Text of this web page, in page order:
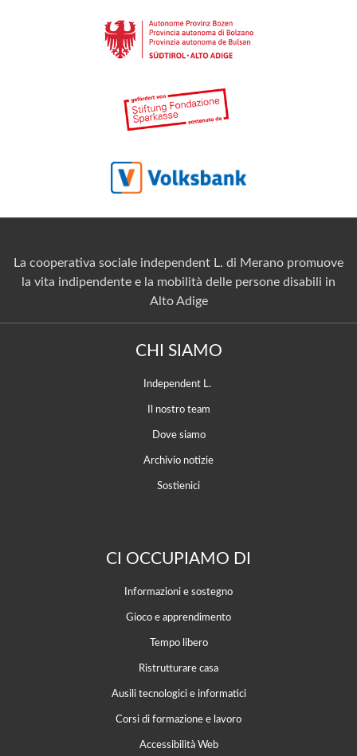
La cooperativa sociale independent L. di Merano promuove
la vita indipendente e la mobilità delle persone disabili in
Alto Adige
CHI SIAMO
Independent L.
Il nostro team
Dove siamo
Archivio notizie
Sostienici
CI OCCUPIAMO DI
Informazioni e sostegno
Gioco e apprendimento
Tempo libero
Ristrutturare casa
Ausili tecnologici e informatici
Corsi di formazione e lavoro
Accessibilità Web